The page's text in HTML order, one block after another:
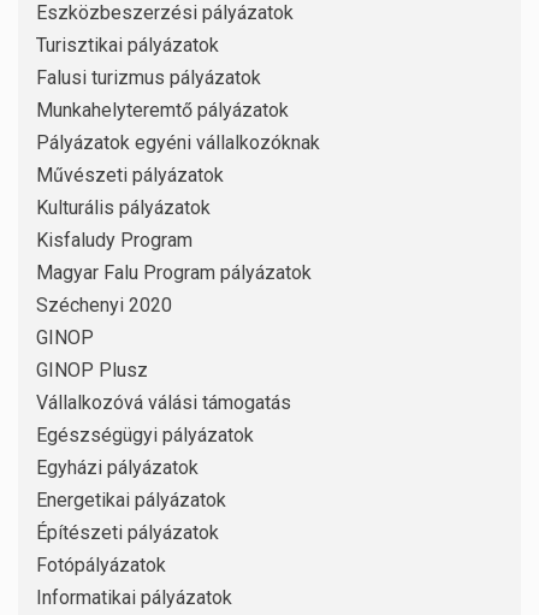
Eszközbeszerzési pályázatok
Turisztikai pályázatok
Falusi turizmus pályázatok
Munkahelyteremtő pályázatok
Pályázatok egyéni vállalkozóknak
Művészeti pályázatok
Kulturális pályázatok
Kisfaludy Program
Magyar Falu Program pályázatok
Széchenyi 2020
GINOP
GINOP Plusz
Vállalkozóvá válási támogatás
Egészségügyi pályázatok
Egyházi pályázatok
Energetikai pályázatok
Építészeti pályázatok
Fotópályázatok
Informatikai pályázatok